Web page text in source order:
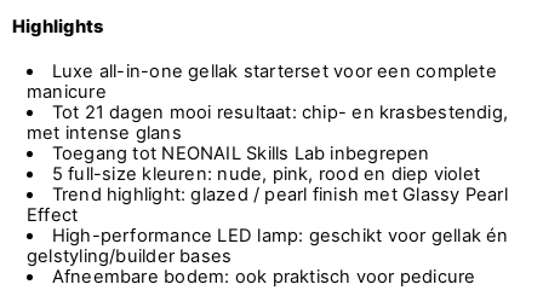
Highlights
Luxe all-in-one gellak starterset voor een complete
manicure
Tot 21 dagen mooi resultaat: chip- en krasbestendig,
met intense glans
Toegang tot NEONAIL Skills Lab inbegrepen
5 full-size kleuren: nude, pink, rood en diep violet
Trend highlight: glazed / pearl finish met Glassy Pearl
Effect
High-performance LED lamp: geschikt voor gellak én
gelstyling/builder bases
Afneembare bodem: ook praktisch voor pedicure